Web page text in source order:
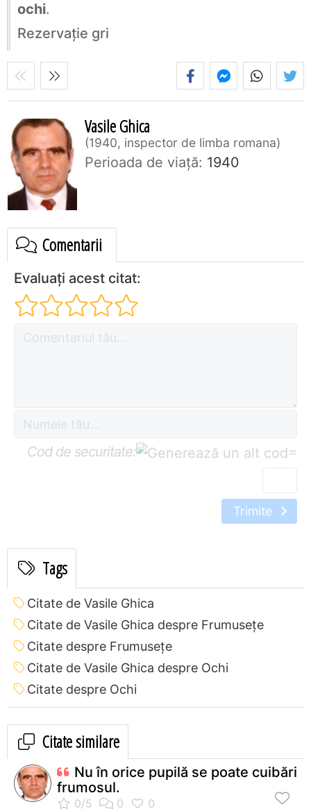
ochi.
Rezervaţie gri
Vasile Ghica
1940, inspector de limba romana
Perioada de viaţă: 1940
Comentarii
Evaluați acest citat:
Cod de securitate: =
Trimite
Tags
Citate de Vasile Ghica
Citate de Vasile Ghica despre Frumusețe
Citate despre Frumusețe
Citate de Vasile Ghica despre Ochi
Citate despre Ochi
Citate similare
Nu în orice pupilă se poate cuibări
frumosul.